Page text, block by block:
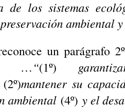
de los sistemas
ambiental
un parágrafo
…“(1º)
(2º)mantener su
ambiental (4º) y el